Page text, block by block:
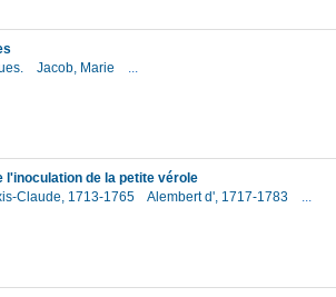
Jacob, Marie
...
l'inoculation de la petite vérole
Claude, 1713-1765 Alembert d', 1717-1783
...